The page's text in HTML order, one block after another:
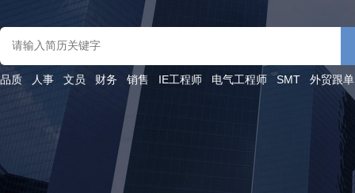
品质 人事 文员 财务 销售 IE工程师 电气工程师 SMT 外贸跟单